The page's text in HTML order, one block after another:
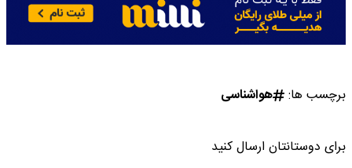
برچسب ها: هواشناسی
برای دوستانتان ارسال کنید